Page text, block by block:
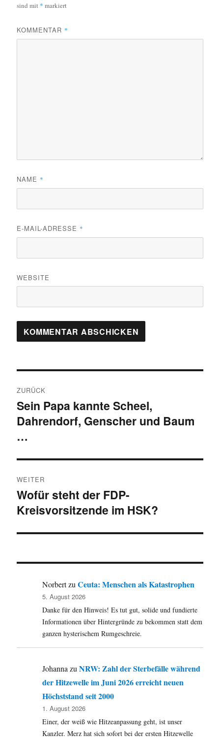
sind mit * markiert
KOMMENTAR *
NAME *
E-MAIL-ADRESSE *
WEBSITE
ZURÜCK
Vorheriger
Beitrag:
Sein Papa kannte Scheel,
Dahrendorf, Genscher und Baum
…
WEITER
Nächster
Beitrag:
Wofür steht der FDP-
Kreisvorsitzende im HSK?
NorbertzuCeuta: Menschen als Katastrophen
5. August 2026
Danke für den Hinweis! Es tut gut, solide und fundierte
Informationen über Hintergründe zu bekommen statt dem
ganzen hysterischem Rumgeschreie.
JohannazuNRW: Zahl der Sterbefälle während
der Hitzewelle im Juni 2026 erreicht neuen
Höchststand seit 2000
1. August 2026
Einer, der weiß wie Hitzeanpassung geht, ist unser
Kanzler. Merz hat sich sofort bei der ersten Hitzewelle